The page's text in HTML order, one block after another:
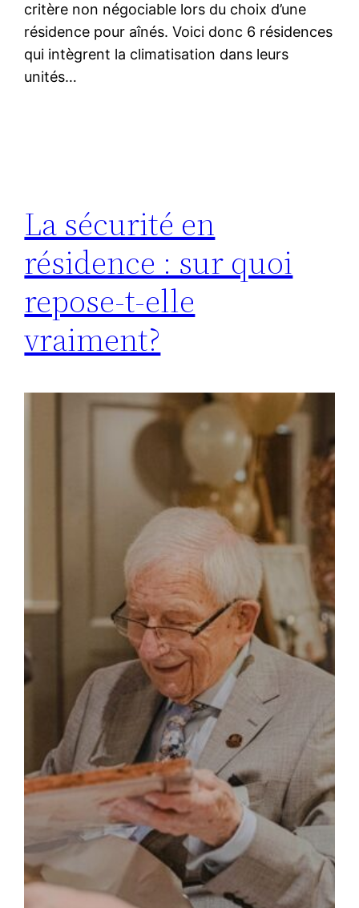
critère non négociable lors du choix d’une
résidence pour aînés. Voici donc 6 résidences
qui intègrent la climatisation dans leurs
unités…
La sécurité en
résidence : sur quoi
repose-t-elle
vraiment?